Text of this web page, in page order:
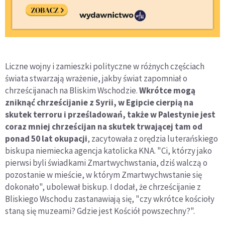
Liczne wojny i zamieszki polityczne w różnych częściach
świata stwarzają wrażenie, jakby świat zapomniał o
chrześcijanach na Bliskim Wschodzie.Wkrótce mogą
zniknąć chrześcijanie z Syrii, w Egipcie cierpią na
skutek terroru i prześladowań, także w Palestynie jest
coraz mniej chrześcijan na skutek trwającej tam od
ponad 50 lat okupacji, zacytowała z orędzia luterańskiego
biskupa niemiecka agencja katolicka KNA. "Ci, którzy jako
pierwsi byli świadkami Zmartwychwstania, dziś walczą o
pozostanie w mieście, w którym Zmartwychwstanie się
dokonało", ubolewał biskup. I dodał, że chrześcijanie z
Bliskiego Wschodu zastanawiają się, "czy wkrótce kościoły
staną się muzeami? Gdzie jest Kościół powszechny?".